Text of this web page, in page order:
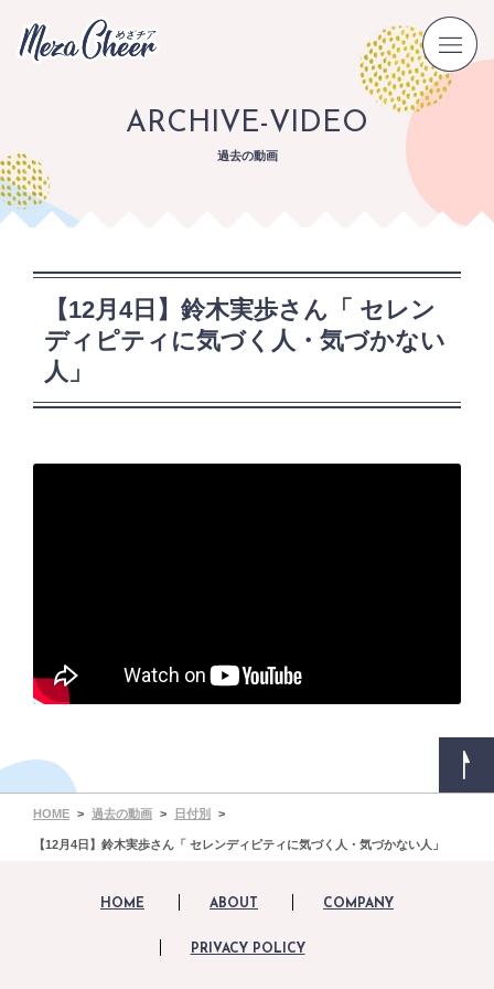
ARCHIVE-VIDEO
過去の動画
【12月4日】鈴木実歩さん「 セレン
ディピティに気づく人・気づかない
人」
HOME 過去の動画 日付別
【12月4日】鈴木実歩さん「 セレンディピティに気づく人・気づかない人」
HOME ABOUT COMPANY
PRIVACY POLICY